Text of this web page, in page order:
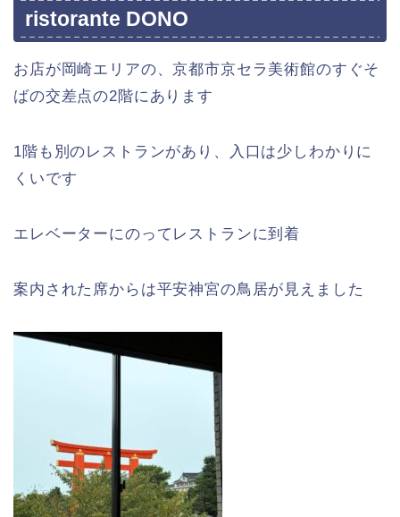
ristorante DONO
お店が岡崎エリアの、京都市京セラ美術館のすぐそ
ばの交差点の2階にあります
1階も別のレストランがあり、入口は少しわかりに
くいです
エレベーターにのってレストランに到着
案内された席からは平安神宮の鳥居が見えました